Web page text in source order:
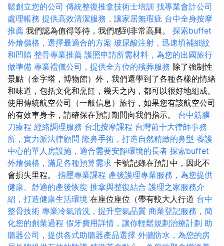
鬆創立您的公司 傳統整復推拿技術士培訓 找專業會計公司
處理帳務 提供高效清潔服務，讓家居無瑕疵 台中全身按摩
推薦 我們認為值得等待，我們感到非常高興。 探索buffet
外燴價格，選擇最適合的方案 玻尿酸注射，迅速填補細紋
和凹陷 整骨專業推薦 護照申請所需材料，為您的出國旅行
做準備 專業禮儀公司，提供全方位的殯葬服務 除了強制性
景點（金字塔，博物館）外，我們還學到了各種各樣的情緒
和味道，包括文化和烹飪，幾天之內，都可以很好地組成。
使用傳統航空公司（一般信息）旅行，如果您有該航空公司
的有效車身卡，請確保在預訂期間向我們指示。 台中筋膜
刀療程 經絡調理服務 台北按摩課程 台灣前十大律師事務
所，實力派法律顧問 隆鼻手術，打造自然精緻的鼻型 養護
中心的單人房設施，適合需要安靜環境的長者 探索buffet
外燴價格，滿足各種預算需求 卡號記錄在預訂中，因此不
會損失里程。 指壓專業課程 產後護理專業服務，為您提供
健康、舒適的產後恢復 推拿與整復結合 護理之家服務介
紹，打造健康生活環境 在座位座位（帶有較大人行道 台中
整骨技術 專業冷氣清洗，提升空氣品質 商業登記服務，簡
化您的創業過程 假牙費用詳情，讓你輕鬆規劃治療計劃 助
聽器公司，提供各式助聽器產品選擇 外牆防水，為您的房